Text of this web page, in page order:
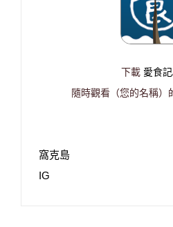
下載 愛食
隨時觀看（您的名稱）
窩克島
IG